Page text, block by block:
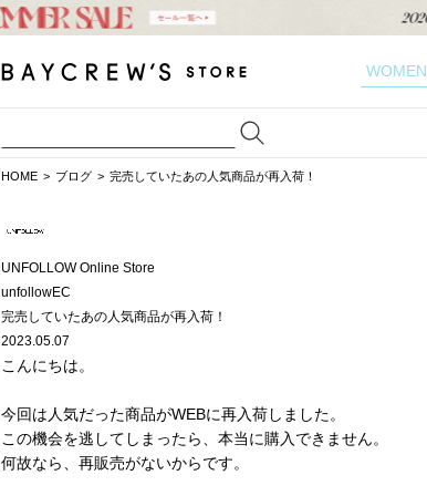
WOMEN
HOME ブログ 完売していたあの人気商品が再入荷！
UNFOLLOW Online Store
unfollowEC
完売していたあの人気商品が再入荷！
2023.05.07
こんにちは。
今回は人気だった商品がWEBに再入荷しました。
この機会を逃してしまったら、本当に購入できません。
何故なら、再販売がないからです。